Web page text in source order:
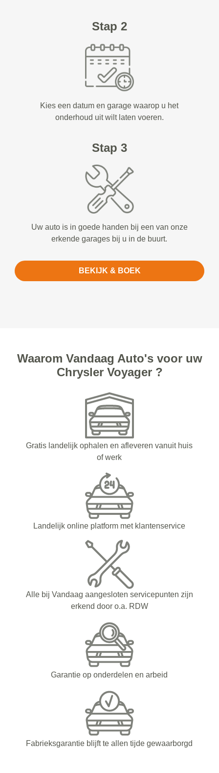
Stap 2
Kies een datum en garage waarop u het
onderhoud uit wilt laten voeren.
Stap 3
Uw auto is in goede handen bij een van onze
erkende garages bij u in de buurt.
BEKIJK & BOEK
Waarom Vandaag Auto's voor uw
Chrysler Voyager ?
Gratis landelijk ophalen en afleveren vanuit huis
of werk
Landelijk online platform met klantenservice
Alle bij Vandaag aangesloten servicepunten zijn
erkend door o.a. RDW
Garantie op onderdelen en arbeid
Fabrieksgarantie blijft te allen tijde gewaarborgd